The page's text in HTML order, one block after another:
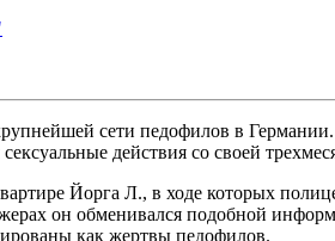
сети педофилов в
действия со своей
Йорга Л., в ходе которых
он обменивался подобной
как жертвы педофилов.